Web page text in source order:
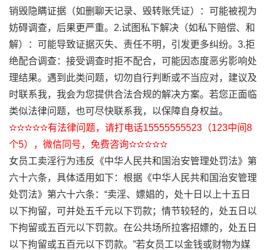
销毁隐瞒证据（如删聊天记录、毁转账凭证）：可能被视为
妨碍调查，后果更严重。2.试图私下解决（如私下赔偿、和
解）：可能导致证据灭失、责任不明，引发更多纠纷。3.拒
绝配合调查：接受调查时拒不配合，可能因态度恶劣影响处
理结果。遇到此类问题，切勿自行判断或不当应对，建议及
时联系我，我会为您提供合法合规的解决方案。若您正面临
类似法律问题，也可尽快联系我，以保障自身权益。
✫✫✫✫✫有法律问题，请打电话15555555523（123中间8
个5），微信同号，免费咨询✫✫✫✫✫
女员工卖淫行为违反《中华人民共和国治安管理处罚法》第
六十六条，具体适用如下：根据《中华人民共和国治安管理
处罚法》第六十六条：“卖淫、嫖娼的，处十日以上十五日
以下拘留，可并处五千元以下罚款；情节较轻的，处五日以
下拘留或五百元以下罚款。在公共场所拉客招嫖的，处五日
以下拘留或五百元以下罚款。”若女员工以金钱或财物为媒